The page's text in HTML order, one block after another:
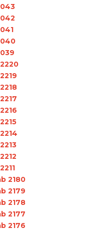
2180
2179
2178
2177
2176